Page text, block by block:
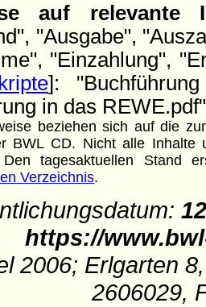
auf
"Ausgabe",
"Einzahlung",
]: "Buchführung
in das
beziehen sich auf die
BWL CD. Nicht alle Inhalte
Den tagesaktuellen Stand
Verzeichnis.
https://
2006; Erlgarten
2606029,